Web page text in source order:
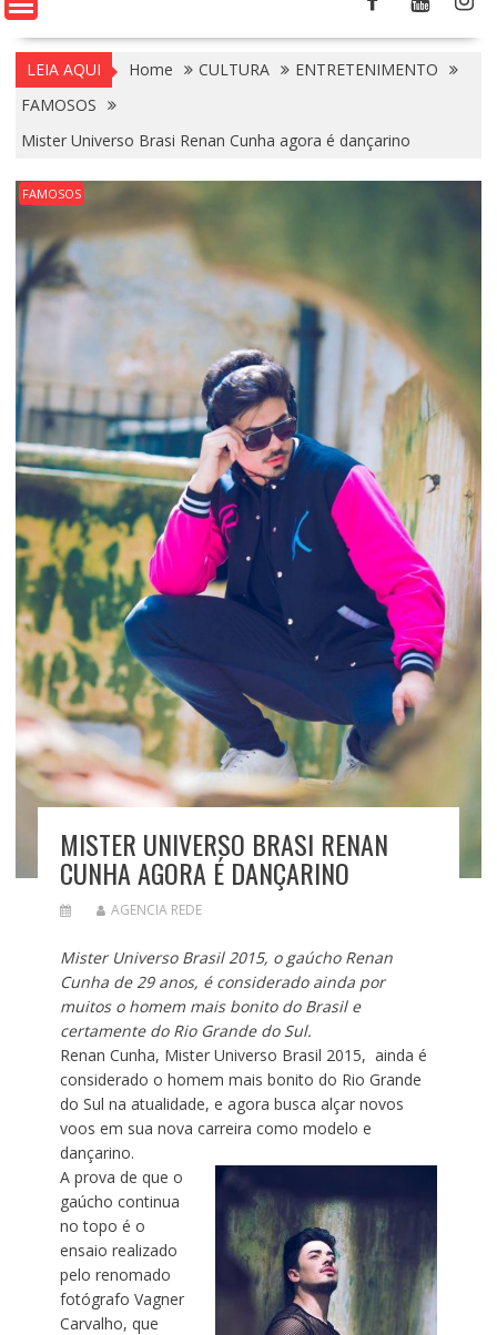
LEIA AQUI Home CULTURA
ENTRETENIMENTO
FAMOSOS
Mister Universo Brasi Renan Cunha agora é dançarino
FAMOSOS
MISTER UNIVERSO BRASI RENAN
CUNHA AGORA É DANÇARINO
AGENCIA REDE
Mister Universo Brasil 2015, o gaúcho Renan
Cunha de 29 anos, é considerado ainda por
muitos o homem mais bonito do Brasil e
certamente do Rio Grande do Sul.
Renan Cunha, Mister Universo Brasil 2015, ainda é
considerado o homem mais bonito do Rio Grande
do Sul na atualidade, e agora busca alçar novos
voos em sua nova carreira como modelo e
dançarino.
A prova de que o
gaúcho continua
no topo é o
ensaio realizado
pelo renomado
fotógrafo Vagner
Carvalho, que